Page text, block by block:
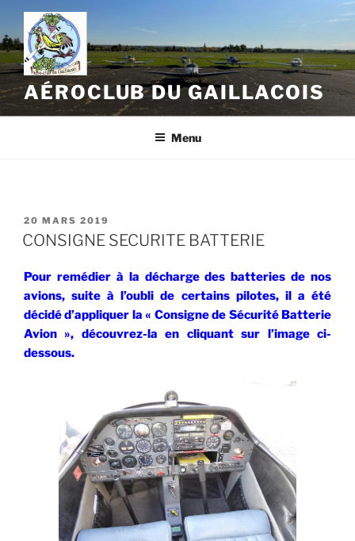
Aller
contenu
principal
AÉROCLUB DU GAILLACOIS
Menu
PUBLIÉ
LE
20 MARS 2019
CONSIGNE SECURITE BATTERIE
Pour remédier à la décharge des batteries de nos
avions, suite à l’oubli de certains pilotes, il a été
décidé d’appliquer la « Consigne de Sécurité Batterie
Avion », découvrez-la en cliquant sur l’image ci-
dessous.